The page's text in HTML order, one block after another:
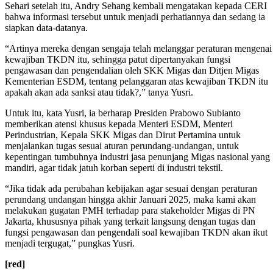
Sehari setelah itu, Andry Sehang kembali mengatakan kepada CERI
bahwa informasi tersebut untuk menjadi perhatiannya dan sedang ia
siapkan data-datanya.
“Artinya mereka dengan sengaja telah melanggar peraturan mengenai
kewajiban TKDN itu, sehingga patut dipertanyakan fungsi
pengawasan dan pengendalian oleh SKK Migas dan Ditjen Migas
Kementerian ESDM, tentang pelanggaran atas kewajiban TKDN itu
apakah akan ada sanksi atau tidak?,” tanya Yusri.
Untuk itu, kata Yusri, ia berharap Presiden Prabowo Subianto
memberikan atensi khusus kepada Menteri ESDM, Menteri
Perindustrian, Kepala SKK Migas dan Dirut Pertamina untuk
menjalankan tugas sesuai aturan perundang-undangan, untuk
kepentingan tumbuhnya industri jasa penunjang Migas nasional yang
mandiri, agar tidak jatuh korban seperti di industri tekstil.
“Jika tidak ada perubahan kebijakan agar sesuai dengan peraturan
perundang undangan hingga akhir Januari 2025, maka kami akan
melakukan gugatan PMH terhadap para stakeholder Migas di PN
Jakarta, khususnya pihak yang terkait langsung dengan tugas dan
fungsi pengawasan dan pengendali soal kewajiban TKDN akan ikut
menjadi tergugat,” pungkas Yusri.
[red]